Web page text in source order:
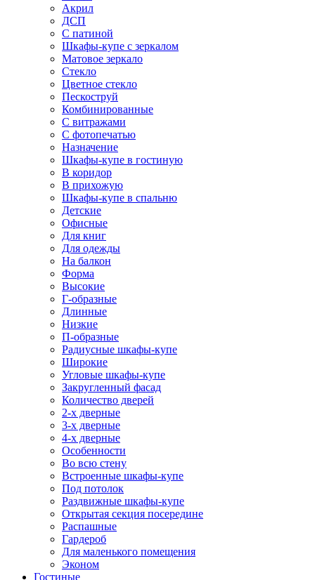
Акрил
ДСП
С патиной
Шкафы-купе с зеркалом
Матовое зеркало
Стекло
Цветное стекло
Пескоструй
Комбинированные
С витражами
С фотопечатью
Назначение
Шкафы-купе в гостиную
В коридор
В прихожую
Шкафы-купе в спальню
Детские
Офисные
Для книг
Для одежды
На балкон
Форма
Высокие
Г-образные
Длинные
Низкие
П-образные
Радиусные шкафы-купе
Широкие
Угловые шкафы-купе
Закругленный фасад
Количество дверей
2-х дверные
3-х дверные
4-х дверные
Особенности
Во всю стену
Встроенные шкафы-купе
Под потолок
Раздвижные шкафы-купе
Открытая секция посередине
Распашные
Гардероб
Для маленького помещения
Эконом
Гостиные